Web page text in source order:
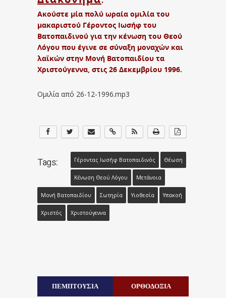
Ακούστε μία πολύ ωραία ομιλία του
μακαριστού Γέροντος Ιωσήφ του
Βατοπαιδινού για την κένωση του Θεού
Λόγου που έγινε σε σύναξη μοναχών και
λαϊκών στην Μονή Βατοπαιδίου τα
Χριστούγεννα, στις 26 Δεκεμβρίου 1996.
Ομιλία από 26-12-1996.mp3
Tags: Γέροντας Ιωσήφ Βατοπαιδινός Θέωση
Κένωση Θεού Λόγου Μετάνοια
Μονή Βατοπαιδίου Σωτηρία Υιοθεσία Υπακοή
Χριστός Χριστούγεννα
ΠΕΜΠΤΟΥΣΙΑ ΟΡΘΟΔΟΞΙΑ